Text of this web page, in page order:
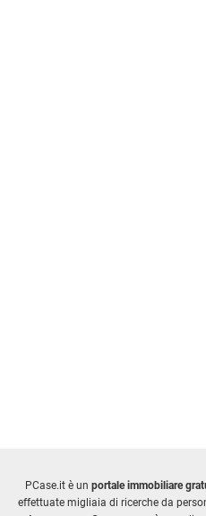
PCase.it è un portale immobiliare
effettuate migliaia di ricerche da